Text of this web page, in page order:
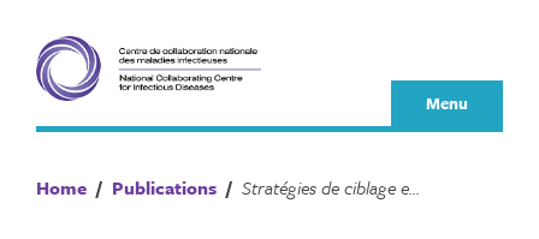
content
Menu
Home / Publications / Stratégies de ciblage et de distribution des antiviraux au cours de la pandémie de grippe A (H1N1) de 2009